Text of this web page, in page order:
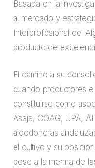
Basada en la
al mercado y
Interprofesional del
producto de
El camino a su
cuando productores
constituirse como
Asaja, COAG, UPA,
algodoneras
el cultivo y su
pese a la merma de